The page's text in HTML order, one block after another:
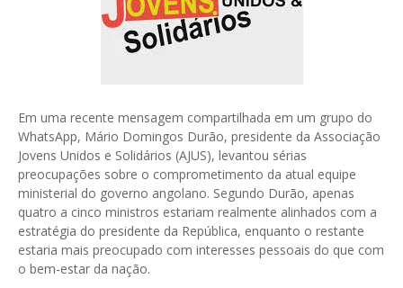
Em uma recente mensagem compartilhada em um grupo do
WhatsApp, Mário Domingos Durão, presidente da Associação
Jovens Unidos e Solidários (AJUS), levantou sérias
preocupações sobre o comprometimento da atual equipe
ministerial do governo angolano. Segundo Durão, apenas
quatro a cinco ministros estariam realmente alinhados com a
estratégia do presidente da República, enquanto o restante
estaria mais preocupado com interesses pessoais do que com
o bem-estar da nação.